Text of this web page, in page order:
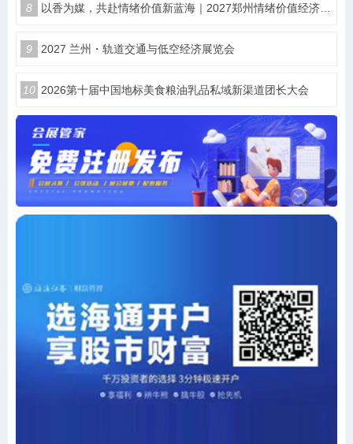
8 以香为媒，共赴情绪价值新蓝海｜2027郑州情绪价值经济博览会・香氛产业馆
9 2027 兰州・轨道交通与低空经济展览会
10 2026第十届中国地标美食粮油乳品私域新渠道团长大会